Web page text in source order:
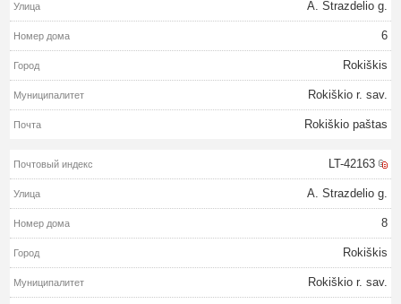
A. Strazdelio g.
6
Rokiškis
Rokiškio r. sav.
Rokiškio paštas
LT-42163
A. Strazdelio g.
8
Rokiškis
Rokiškio r. sav.